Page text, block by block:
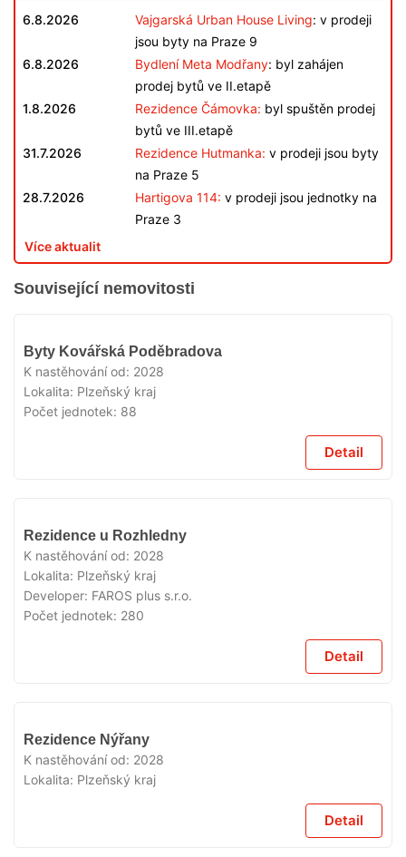
6.8.2026 Vajgarská Urban House Living: v prodeji
jsou byty na Praze 9
6.8.2026
Bydlení Meta Modřany: byl zahájen
prodej bytů ve II.etapě
1.8.2026
Rezidence Čámovka: byl spuštěn prodej
bytů ve III.etapě
31.7.2026
Rezidence Hutmanka: v prodeji jsou byty
na Praze 5
28.7.2026
Hartigova 114: v prodeji jsou jednotky na
Praze 3
Více aktualit
Související nemovitosti
Byty Kovářská Poděbradova
K nastěhování od: 2028
Lokalita: Plzeňský kraj
Počet jednotek: 88
Detail
Rezidence u Rozhledny
K nastěhování od: 2028
Lokalita: Plzeňský kraj
Developer: FAROS plus s.r.o.
Počet jednotek: 280
Detail
Rezidence Nýřany
K nastěhování od: 2028
Lokalita: Plzeňský kraj
Detail